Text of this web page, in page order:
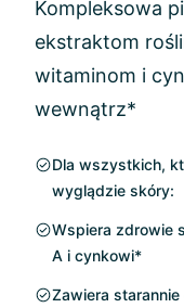
Kompleksowa
ekstraktom
witaminom i
wewnątrz*
Dla wszystkich,
wyglądzie skóry:
Wspiera zdrowie
A i cynkowi*
Zawiera